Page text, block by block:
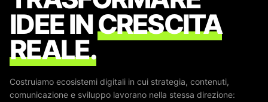
IDEE INCRESCITA
REALE.
Costruiamo ecosistemi digitali in cui strategia, contenuti,
comunicazione e sviluppo lavorano nella stessa direzione: